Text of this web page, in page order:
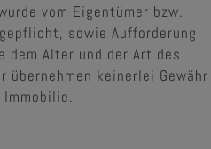
vom Eigentümer bzw.
sowie Aufforderung
Alter und der Art des
übernehmen keinerlei Gewähr